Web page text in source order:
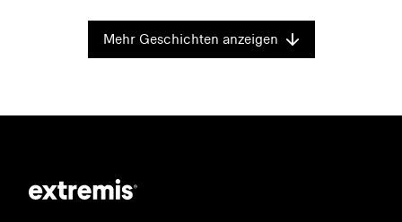
Mehr Geschichten anzeigen